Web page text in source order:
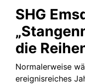
SHG
die
Normalerweise
ereignisreiches